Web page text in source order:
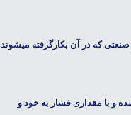
که در آن بکارگرفته میشوند
و با مقداری فشار به خود و